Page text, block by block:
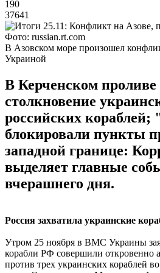
190
37641
Фото: russian.rt.com
В Азовском море произошел
Украиной
В Керченском
столкновение
российских кораблей;
блокировали пункты
западной границе:
выделяет главные
вчерашнего дня.
Россия захватила украинские
Утром 25 ноября в ВМС Украины
корабли РФ совершили откровенно
против трех украинских кораблей